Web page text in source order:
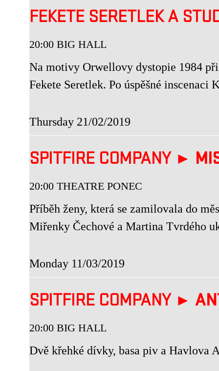
FEKETE SERETLEK A
20:00 BIG HALL
Na motivy Orwellovy dystopie 1984
Fekete Seretlek. Po úspěšné
Thursday 21/02/2019
SPITFIRE COMPANY ►
20:00 THEATRE PONEC
Příběh ženy, která se zamilovala do
Miřenky Čechové a Martina Tvrdého
Monday 11/03/2019
SPITFIRE COMPANY ►
20:00 BIG HALL
Dvě křehké dívky, basa piv a Havlova